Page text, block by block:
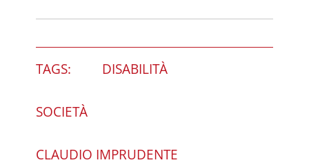
TAGS: DISABILITÀ
SOCIETÀ
CLAUDIO IMPRUDENTE